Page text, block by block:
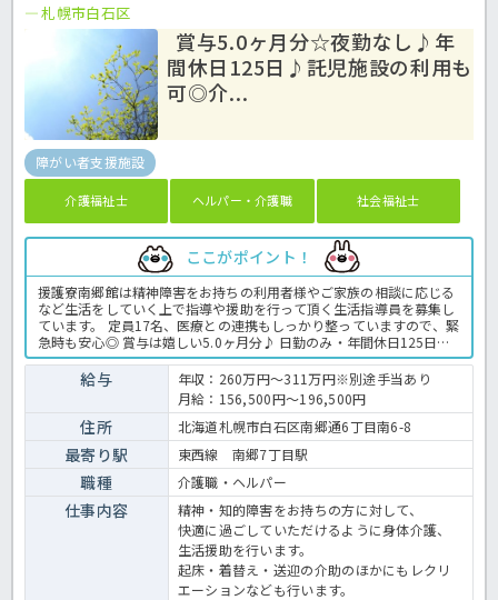
札幌市白石区
賞与5.0ヶ月分☆夜勤なし♪年
間休日125日♪託児施設の利用も
可◎介...
障がい者支援施設
介護福祉士 ヘルパー・介護職 社会福祉士
ここがポイント！
援護寮南郷館は精神障害をお持ちの利用者様やご家族の相談に応じる
など生活をしていく上で指導や援助を行って頂く生活指導員を募集し
ています。 定員17名、医療との連携もしっかり整っていますので、緊
急時も安心◎ 賞与は嬉しい5.0ヶ月分♪ 日勤のみ・年間休日125日と
お休みもしっかり取得できますのでワークライフバランスを大切にで
きますよ！ 周辺には事業所内保育園があり小さなお子様がいらっしゃ
る方も安心ですよ。 ご興味のある方はお気軽にほっ介護までお問い合
わせください。 障害者支援施設での介護業務全般です。 ＜介護職
正職員 障害者支援施設の求人＞
給与
年収：260万円～311万円※別途手当あり
月給：156,500円～196,500円
住所 北海道札幌市白石区南郷通6丁目南6-8
最寄り駅 東西線 南郷7丁目駅
職種 介護職・ヘルパー
仕事内容
精神・知的障害をお持ちの方に対して、
快適に過ごしていただけるように身体介護、
生活援助を行います。
起床・着替え・送迎の介助のほかにもレクリ
エーションなども行います。